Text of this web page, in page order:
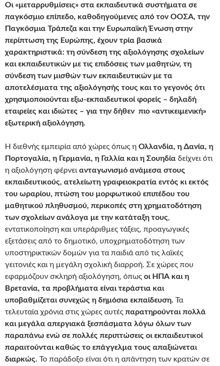
Οι «μεταρρυθμίσεις» στα εκπαιδευτικά συστήματα σε
παγκόσμιο επίπεδο, καθοδηγούμενες από τον ΟΟΣΑ, την
Παγκόσμια Τράπεζα και την Ευρωπαϊκή Ένωση στην
περίπτωση της Ευρώπης, έχουν τρία βασικά
χαρακτηριστικά: τη σύνδεση της αξιολόγησης σχολείων
και εκπαιδευτικών με τις επιδόσεις των μαθητών, τη
σύνδεση των μισθών των εκπαιδευτικών με τα
αποτελέσματα της αξιολόγησής τους και το γεγονός ότι
χρησιμοποιούνται εξω-εκπαιδευτικοί φορείς – δηλαδή
εταιρείες και ιδιώτες – για την δήθεν πιο «αντικειμενική»
εξωτερική αξιολόγηση.
Η διεθνής εμπειρία από χώρες όπως η Ολλανδία, η Δανία, η
Πορτογαλία, η Γερμανία, η Γαλλία και η Σουηδία δείχνει ότι
η αξιολόγηση φέρνει ανταγωνισμό ανάμεσα στους
εκπαιδευτικούς, ατελείωτη γραφειοκρατία εντός κι εκτός
του ωραρίου, πτώση του μορφωτικού επιπέδου του
μαθητικού πληθυσμού, περικοπές στη χρηματοδότηση
των σχολείων ανάλογα με την κατάταξη τους,
εντατικοποίηση και υπεράριθμες τάξεις, προαγωγικές
εξετάσεις από το δημοτικό, υποχρηματοδότηση των
υποστηρικτικών δομών για τα παιδιά από τις λαϊκές
γειτονιές και η μεγάλη σχολική διαρροή. Σε χώρες που
εφαρμόζουν σκληρή αξιολόγηση, όπως οι ΗΠΑ και η
Βρετανία, τα προβλήματα είναι τεράστια και
υποβαθμίζεται συνεχώς η δημόσια εκπαίδευση. Τα
τελευταία χρόνια στις χώρες αυτές παρατηρούνται πολλά
και μεγάλα απεργιακά ξεσπάσματα λόγω όλων των
παραπάνω ενώ σε πολλές περιπτώσεις οι εκπαιδευτικοί
παραιτούνται καθώς το επάγγελμα τους απαξιώνεται
διαρκώς. Το παράδοξο είναι ότι η απάντηση των κρατών σε